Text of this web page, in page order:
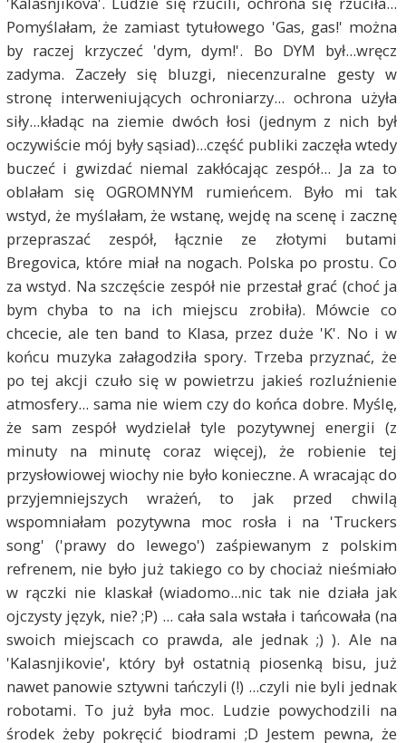
Pomyślałam, że zamiast tytułowego 'Gas, gas!' można
by raczej krzyczeć 'dym, dym!'. Bo DYM był...wręcz
zadyma. Zaczeły się bluzgi, niecenzuralne gesty w
stronę interweniujących ochroniarzy... ochrona użyła
siły...kładąc na ziemie dwóch łosi (jednym z nich był
oczywiście mój były sąsiad)...część publiki zaczęła wtedy
buczeć i gwizdać niemal zakłócając zespół... Ja za to
oblałam się OGROMNYM rumieńcem. Było mi tak
wstyd, że myślałam, że wstanę, wejdę na scenę i zacznę
przepraszać zespół, łącznie ze złotymi butami
Bregovica, które miał na nogach. Polska po prostu. Co
za wstyd. Na szczęście zespół nie przestał grać (choć ja
bym chyba to na ich miejscu zrobiła). Mówcie co
chcecie, ale ten band to Klasa, przez duże 'K'. No i w
końcu muzyka załagodziła spory. Trzeba przyznać, że
po tej akcji czuło się w powietrzu jakieś rozluźnienie
atmosfery... sama nie wiem czy do końca dobre. Myślę,
że sam zespół wydzielał tyle pozytywnej energii (z
minuty na minutę coraz więcej), że robienie tej
przysłowiowej wiochy nie było konieczne. A wracając do
przyjemniejszych wrażeń, to jak przed chwilą
wspomniałam pozytywna moc rosła i na 'Truckers
song' ('prawy do lewego') zaśpiewanym z polskim
refrenem, nie było już takiego co by chociaż nieśmiało
w rączki nie klaskał (wiadomo...nic tak nie działa jak
ojczysty język, nie? ;P) ... cała sala wstała i tańcowała (na
swoich miejscach co prawda, ale jednak ;) ). Ale na
'Kalasnjikovie', który był ostatnią piosenką bisu, już
nawet panowie sztywni tańczyli (!) ...czyli nie byli jednak
robotami. To już była moc. Ludzie powychodzili na
środek żeby pokręcić biodrami ;D Jestem pewna, że